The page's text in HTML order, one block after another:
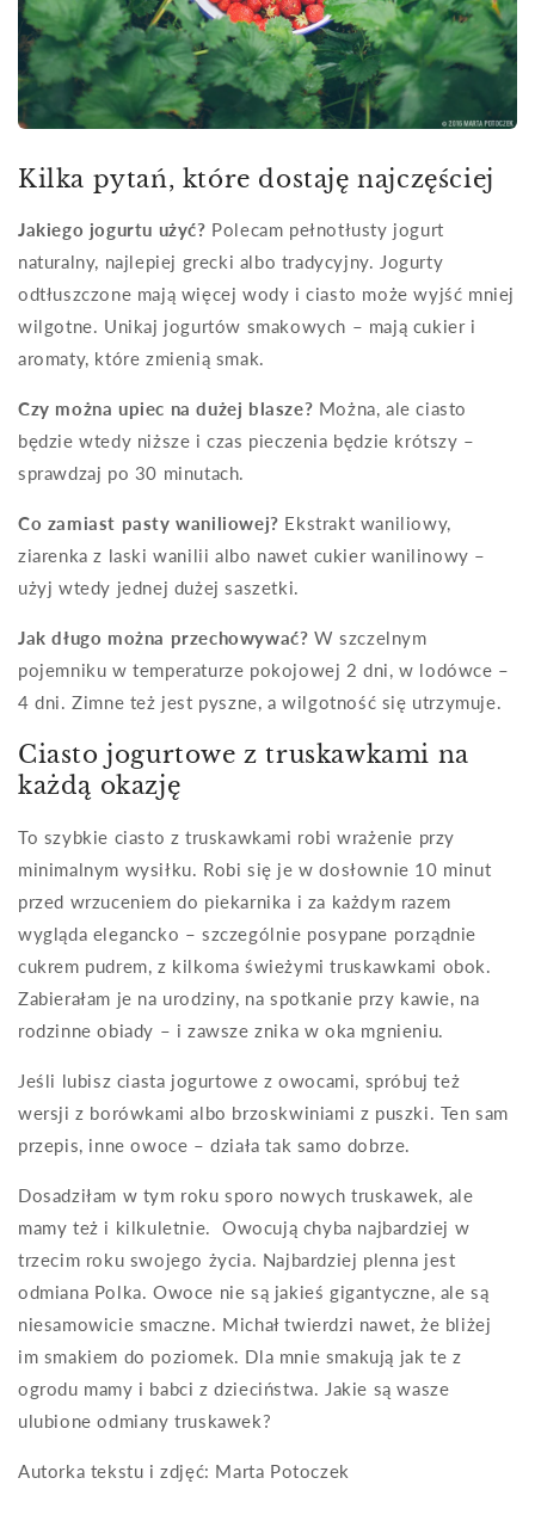
Kilka pytań, które dostaję najczęściej
Jakiego jogurtu użyć? Polecam pełnotłusty jogurt
naturalny, najlepiej grecki albo tradycyjny. Jogurty
odtłuszczone mają więcej wody i ciasto może wyjść mniej
wilgotne. Unikaj jogurtów smakowych – mają cukier i
aromaty, które zmienią smak.
Czy można upiec na dużej blasze? Można, ale ciasto
będzie wtedy niższe i czas pieczenia będzie krótszy –
sprawdzaj po 30 minutach.
Co zamiast pasty waniliowej? Ekstrakt waniliowy,
ziarenka z laski wanilii albo nawet cukier wanilinowy –
użyj wtedy jednej dużej saszetki.
Jak długo można przechowywać? W szczelnym
pojemniku w temperaturze pokojowej 2 dni, w lodówce –
4 dni. Zimne też jest pyszne, a wilgotność się utrzymuje.
Ciasto jogurtowe z truskawkami na
każdą okazję
To szybkie ciasto z truskawkami robi wrażenie przy
minimalnym wysiłku. Robi się je w dosłownie 10 minut
przed wrzuceniem do piekarnika i za każdym razem
wygląda elegancko – szczególnie posypane porządnie
cukrem pudrem, z kilkoma świeżymi truskawkami obok.
Zabierałam je na urodziny, na spotkanie przy kawie, na
rodzinne obiady – i zawsze znika w oka mgnieniu.
Jeśli lubisz ciasta jogurtowe z owocami, spróbuj też
wersji z borówkami albo brzoskwiniami z puszki. Ten sam
przepis, inne owoce – działa tak samo dobrze.
Dosadziłam w tym roku sporo nowych truskawek, ale
mamy też i kilkuletnie. Owocują chyba najbardziej w
trzecim roku swojego życia. Najbardziej plenna jest
odmiana Polka. Owoce nie są jakieś gigantyczne, ale są
niesamowicie smaczne. Michał twierdzi nawet, że bliżej
im smakiem do poziomek. Dla mnie smakują jak te z
ogrodu mamy i babci z dzieciństwa. Jakie są wasze
ulubione odmiany truskawek?
Autorka tekstu i zdjęć: Marta Potoczek